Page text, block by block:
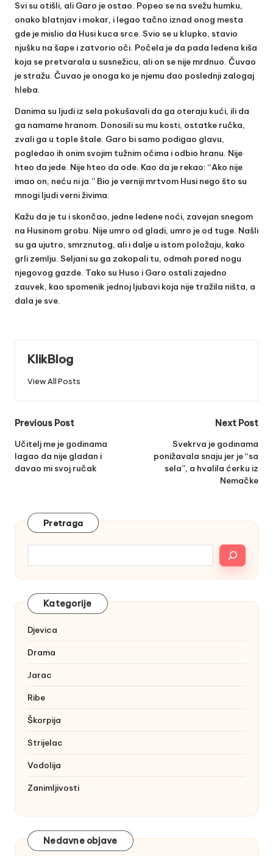
Svi su otišli, ali Garo je ostao. Popeo se na svežu humku,
onako blatnjav i mokar, i legao tačno iznad onog mesta
gde je mislio da Husi kuca srce. Svio se u klupko, stavio
njušku na šape i zatvorio oči. Počela je da pada ledena kiša
koja se pretvarala u susnežicu, ali on se nije mrdnuo. Čuvao
je stražu. Čuvao je onoga ko je njemu dao poslednji zalogaj
hleba.
Danima su ljudi iz sela pokušavali da ga oteraju kući, ili da
ga namame hranom. Donosili su mu kosti, ostatke ručka,
zvali ga u tople štale. Garo bi samo podigao glavu,
pogledao ih onim svojim tužnim očima i odbio hranu. Nije
hteo da jede. Nije hteo da ode. Kao da je rekao: “Ako nije
imao on, neću ni ja.” Bio je verniji mrtvom Husi nego što su
mnogi ljudi verni živima.
Kažu da je tu i skončao, jedne ledene noći, zavejan snegom
na Husinom grobu. Nije umro od gladi, umro je od tuge. Našli
su ga ujutro, smrznutog, ali i dalje u istom položaju, kako
grli zemlju. Seljani su ga zakopali tu, odmah pored nogu
njegovog gazde. Tako su Huso i Garo ostali zajedno
zauvek, kao spomenik jednoj ljubavi koja nije tražila ništa, a
dala je sve.
KlikBlog
View All Posts
Post
navigation
Previous Post
Učitelj me je godinama
lagao da nije gladan i
davao mi svoj ručak
Next Post
Svekrva je godinama
ponižavala snaju jer je “sa
sela”, a hvalila ćerku iz
Nemačke
Pretraga
Kategorije
Djevica
Drama
Jarac
Ribe
Škorpija
Strijelac
Vodolija
Zanimljivosti
Nedavne objave